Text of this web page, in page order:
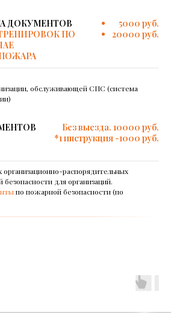
ДОКУМЕНТОВ
ПО
5000 руб.
20000 руб.
обслуживающей СПС (система
Без выезда. 10000 руб.
*1 инструкция -1000 руб.
организационно-распорядительных
для организаций.
по пожарной безопасности (по